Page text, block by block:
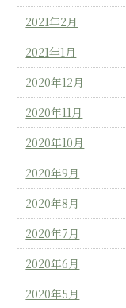
2021年2月
2021年1月
2020年12月
2020年11月
2020年10月
2020年9月
2020年8月
2020年7月
2020年6月
2020年5月